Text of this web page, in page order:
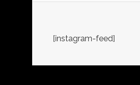
[instagram-feed]